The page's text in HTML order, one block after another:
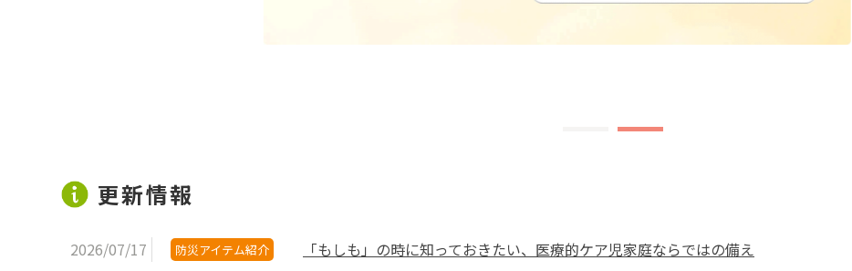
更新情報
2026/07/17 防災アイテム紹介 「もしも」の時に知っておきたい、医療的ケア児家庭ならではの備え